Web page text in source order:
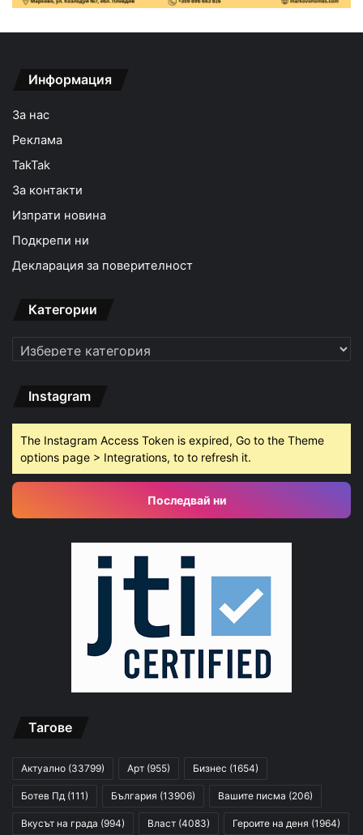
Информация
За нас
Реклама
TakTak
За контакти
Изпрати новина
Подкрепи ни
Декларация за поверителност
Категории
Категории
Instagram
The Instagram Access Token is expired, Go to the Theme
options page > Integrations, to to refresh it.
Последвай ни
Тагове
Актуално (33799) Арт (955) Бизнес (1654)
Ботев Пд (111) България (13906) Вашите писма (206)
Вкусът на града (994) Власт (4083) Героите на деня (1964)